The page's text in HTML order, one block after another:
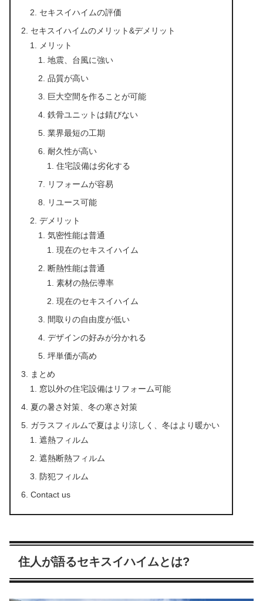
セキスイハイムの評価
セキスイハイムのメリット&デメリット
メリット
地震、台風に強い
品質が高い
巨大空間を作ることが可能
鉄骨ユニットは錆びない
業界最短の工期
耐久性が高い
住宅設備は劣化する
リフォームが容易
リユース可能
デメリット
気密性能は普通
現在のセキスイハイム
断熱性能は普通
素材の熱伝導率
現在のセキスイハイム
間取りの自由度が低い
デザインの好みが分かれる
坪単価が高め
まとめ
窓以外の住宅設備はリフォーム可能
夏の暑さ対策、冬の寒さ対策
ガラスフィルムで夏はより涼しく、冬はより暖かい
遮熱フィルム
遮熱断熱フィルム
防犯フィルム
Contact us
住人が語るセキスイハイムとは?